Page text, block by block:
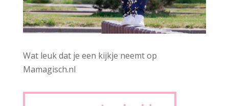
Wat leuk dat je een kijkje neemt op
Mamagisch.nl